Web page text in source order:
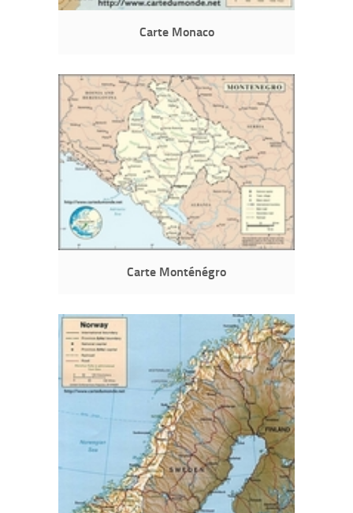
Carte Monaco
Carte Monténégro